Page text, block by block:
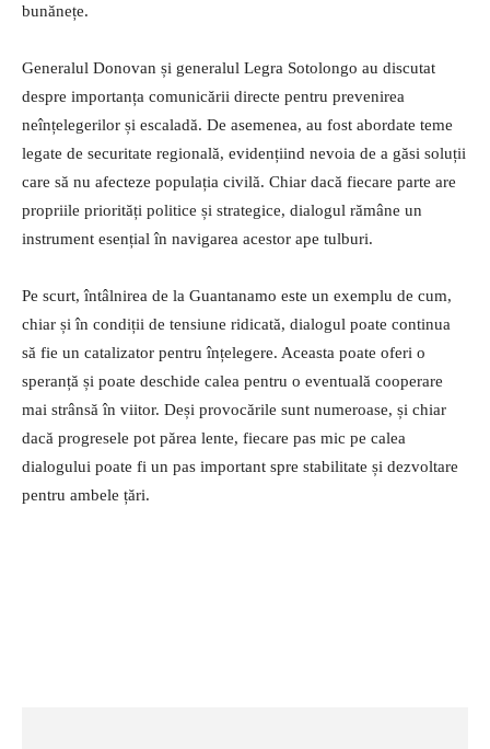
bunănețe.
Generalul Donovan și generalul Legra Sotolongo au discutat
despre importanța comunicării directe pentru prevenirea
neînțelegerilor și escaladă. De asemenea, au fost abordate teme
legate de securitate regională, evidențiind nevoia de a găsi soluții
care să nu afecteze populația civilă. Chiar dacă fiecare parte are
propriile priorități politice și strategice, dialogul rămâne un
instrument esențial în navigarea acestor ape tulburi.
Pe scurt, întâlnirea de la Guantanamo este un exemplu de cum,
chiar și în condiții de tensiune ridicată, dialogul poate continua
să fie un catalizator pentru înțelegere. Aceasta poate oferi o
speranță și poate deschide calea pentru o eventuală cooperare
mai strânsă în viitor. Deși provocările sunt numeroase, și chiar
dacă progresele pot părea lente, fiecare pas mic pe calea
dialogului poate fi un pas important spre stabilitate și dezvoltare
pentru ambele țări.